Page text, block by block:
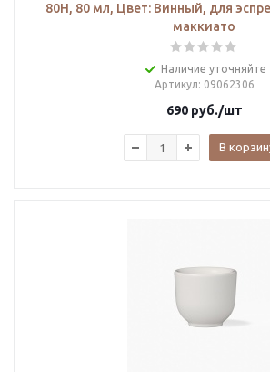
80H, 80 мл, Цвет: Винный, для
маккиато
Наличие уточняйте
Артикул: 09062306
690руб./шт
В